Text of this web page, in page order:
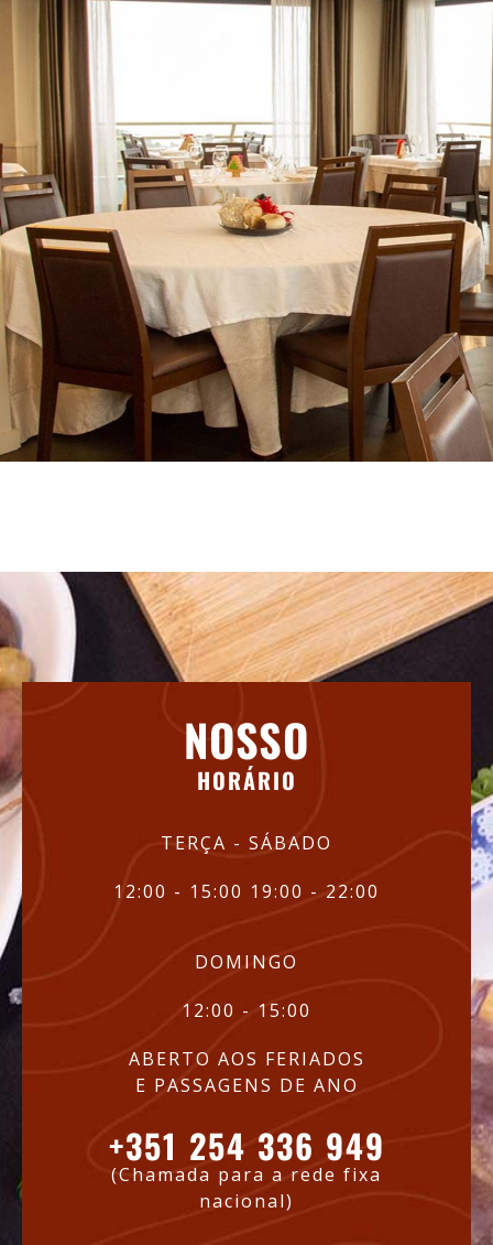
NOSSO
HORÁRIO
TERÇA - SÁBADO
12:00 - 15:00 19:00 - 22:00
DOMINGO
12:00 - 15:00
ABERTO AOS FERIADOS
E PASSAGENS DE ANO
+351 254 336 949
(Chamada para a rede fixa
nacional)